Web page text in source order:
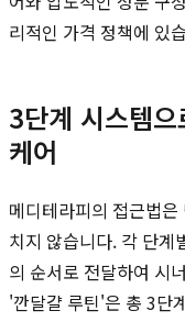
리적인 가격 정책에 있
3단계 시스템
케어
메디테라피의 접근법
치지 않습니다. 각 단계
의 순서로 전달하여 시
'깐달걀 루틴'은 총 3단